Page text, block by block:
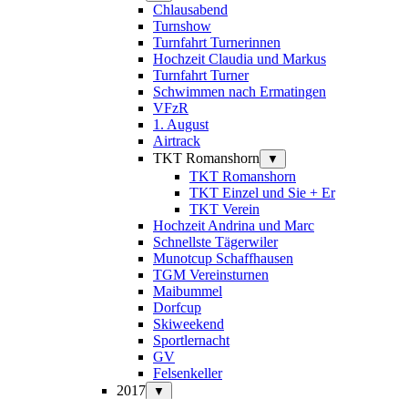
Chlausabend
Turnshow
Turnfahrt Turnerinnen
Hochzeit Claudia und Markus
Turnfahrt Turner
Schwimmen nach Ermatingen
VFzR
1. August
Airtrack
TKT Romanshorn
▼
TKT Romanshorn
TKT Einzel und Sie + Er
TKT Verein
Hochzeit Andrina und Marc
Schnellste Tägerwiler
Munotcup Schaffhausen
TGM Vereinsturnen
Maibummel
Dorfcup
Skiweekend
Sportlernacht
GV
Felsenkeller
2017
▼